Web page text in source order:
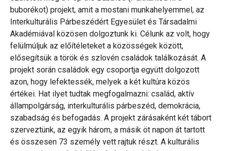
buborékot) projekt, amit a mostani munkahelyemmel, az
Interkulturális Párbeszédért Egyesület és Társadalmi
Akadémiával közösen dolgoztunk ki. Célunk az volt, hogy
felülmúljuk az előítéleteket a közösségek között,
elősegítsük a török és szlovén családok találkozását. A
projekt során családok egy csoportja együtt dolgozott
azon, hogy lefektessék, melyek a két kultúra közös
értékei. Hat ilyet tudtak megfogalmazni: család, aktív
állampolgárság, interkulturális párbeszéd, demokrácia,
szabadság és befogadás. A projekt zárásaként két tábort
szerveztünk, az egyik három, a másik öt napon át tartott
és összesen 73 személy vett rajtuk részt. A kulturális